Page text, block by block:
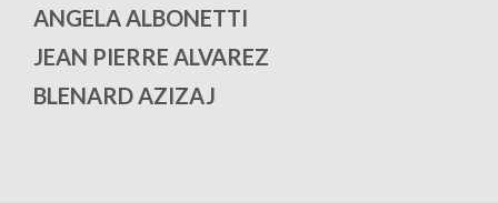
Ł
M N
S Ś
V
W Y
ANGELA ALBONETTI
JEAN PIERRE ALVAREZ
BLENARD AZIZAJ